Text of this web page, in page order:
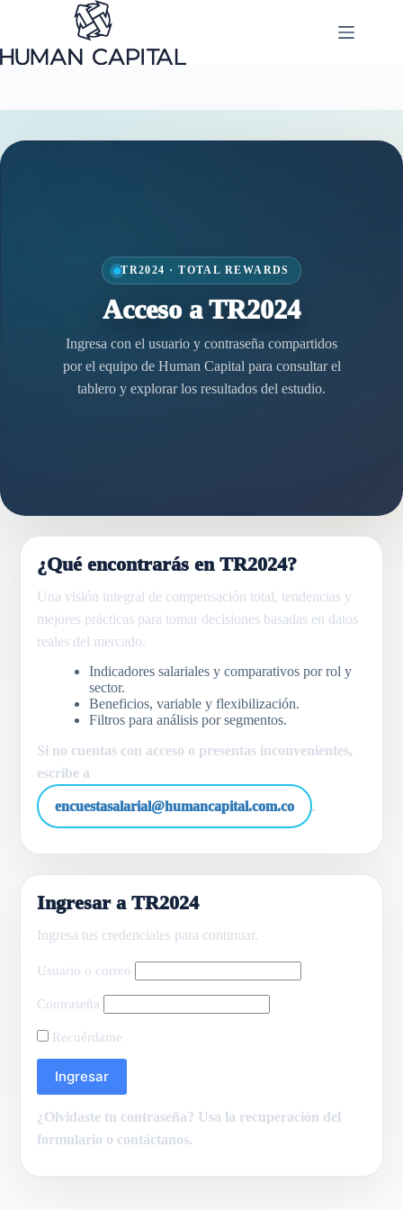
TR2024 · TOTAL REWARDS
Acceso a TR2024
Ingresa con el usuario y contraseña compartidos
por el equipo de Human Capital para consultar el
tablero y explorar los resultados del estudio.
¿Qué encontrarás en TR2024?
Una visión integral de compensación total, tendencias y
mejores prácticas para tomar decisiones basadas en datos
reales del mercado.
Indicadores salariales y comparativos por rol y
sector.
Beneficios, variable y flexibilización.
Filtros para análisis por segmentos.
Si no cuentas con acceso o presentas inconvenientes,
escribe a
encuestasalarial@humancapital.com.co .
Ingresar a TR2024
Ingresa tus credenciales para continuar.
Usuario o correo
Contraseña
Recuérdame
¿Olvidaste tu contraseña? Usa la recuperación del
formulario o contáctanos.